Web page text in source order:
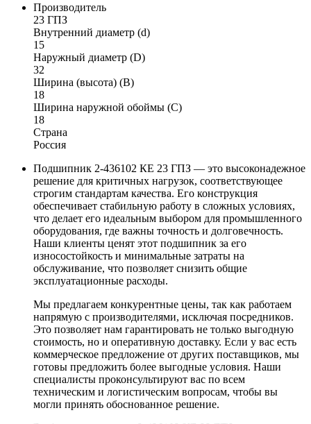
Производитель
23 ГПЗ
Внутренний диаметр (d)
15
Наружный диаметр (D)
32
Ширина (высота) (B)
18
Ширина наружной обоймы (C)
18
Страна
Россия
Подшипник 2-436102 КЕ 23 ГПЗ — это высоконадежное
решение для критичных нагрузок, соответствующее
строгим стандартам качества. Его конструкция
обеспечивает стабильную работу в сложных условиях,
что делает его идеальным выбором для промышленного
оборудования, где важны точность и долговечность.
Наши клиенты ценят этот подшипник за его
износостойкость и минимальные затраты на
обслуживание, что позволяет снизить общие
эксплуатационные расходы.
Мы предлагаем конкурентные цены, так как работаем
напрямую с производителями, исключая посредников.
Это позволяет нам гарантировать не только выгодную
стоимость, но и оперативную доставку. Если у вас есть
коммерческое предложение от других поставщиков, мы
готовы предложить более выгодные условия. Наши
специалисты проконсультируют вас по всем
техническим и логистическим вопросам, чтобы вы
могли принять обоснованное решение.